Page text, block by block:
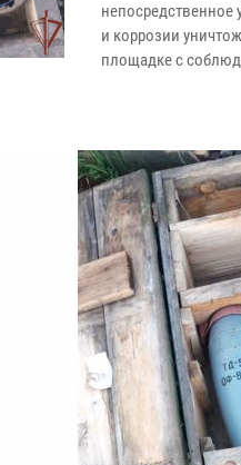
непосредственное
и коррозии
площадке с